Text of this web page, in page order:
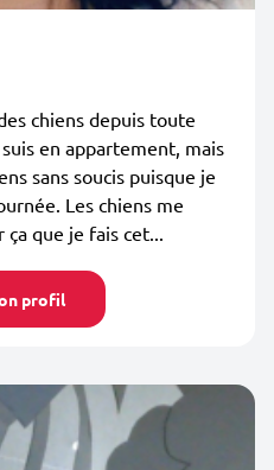
chiens depuis toute
en appartement, mais
sans soucis puisque je
Les chiens me
que je fais cet...
profil